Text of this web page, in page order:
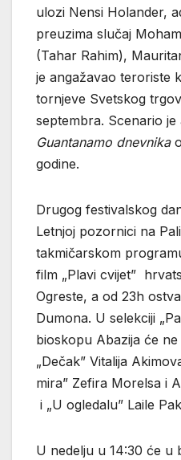
ulozi Nensi Holander,
preuzima slučaj
(Tahar Rahim),
je angažavao teroriste
tornjeve Svetskog
septembra. Scenario je
Guantanamo dnevnika
godine.
Drugog festivalskog
Letnjoj pozornici na
takmičarskom
film „Plavi cvijet”
Ogreste, a od 23h
Dumona. U selekciji
bioskopu Abazija će
„Dečak” Vitalija
mira” Zefira Morelsa i
i „U ogledalu” Laile
U nedelju u 14:30 će u